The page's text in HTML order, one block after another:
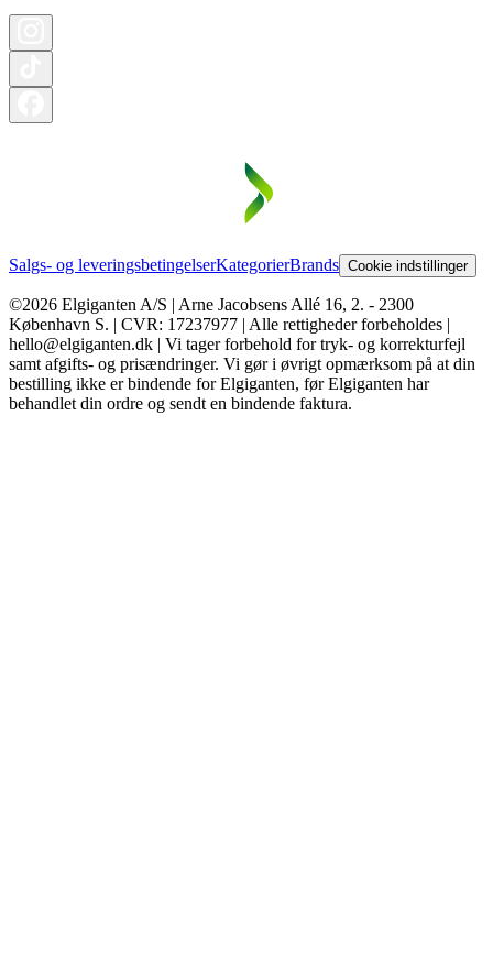
Salgs- og leveringsbetingelserKategorierBrands Cookie indstillinger
©2026 Elgiganten A/S | Arne Jacobsens Allé 16, 2. - 2300
København S. | CVR: 17237977 | Alle rettigheder forbeholdes |
hello@elgiganten.dk | Vi tager forbehold for tryk- og korrekturfejl
samt afgifts- og prisændringer. Vi gør i øvrigt opmærksom på at din
bestilling ikke er bindende for Elgiganten, før Elgiganten har
behandlet din ordre og sendt en bindende faktura.